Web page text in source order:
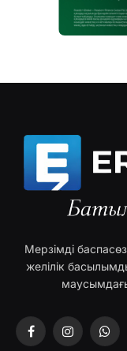
Мерзімді
желілік
FacebookInstagram